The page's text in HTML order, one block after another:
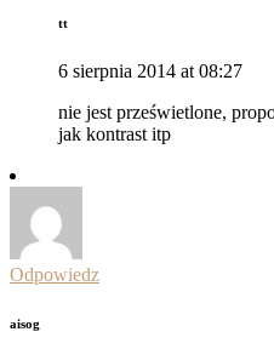
tt
6 sierpnia 2014 at 08:27
nie jest prześwietlone,
jak kontrast itp
Odpowiedz
aisog